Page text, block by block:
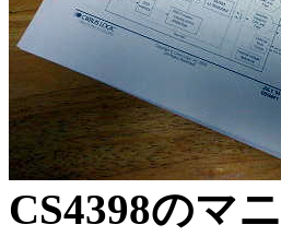
CS4398のマ